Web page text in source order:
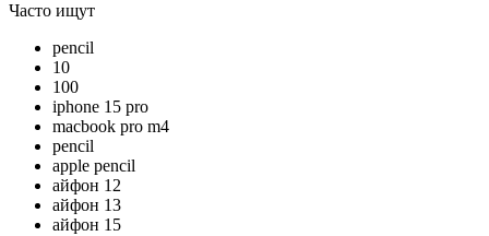
Часто ищут
pencil
10
100
iphone 15 pro
macbook pro m4
pencil
apple pencil
айфон 12
айфон 13
айфон 15